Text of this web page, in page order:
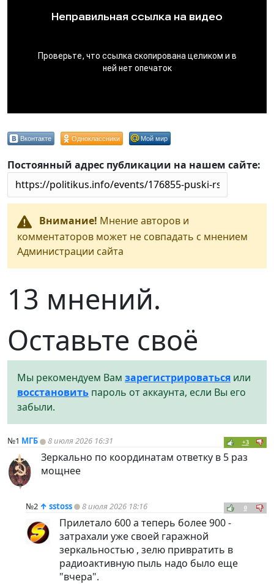
Вконтакте Одноклассники Мой мир
Постоянный адрес публикации на нашем сайте:
Внимание! Мнение авторов и
комментаторов может не совпадать с мнением
Администрации сайта
13 мнений.
Оставьте своё
Мы рекомендуем Вам зарегистрироваться или
восстановить пароль от аккаунта, если Вы его
забыли.
№1 МГБ 8 июля 2026 16:31 +3
Зеркально по координатам ответку в 5 раз
мощнее
№2 ↑ sstoss 8 июля 2026 18:16 0
Прилетало 600 а теперь более 900 -
затрахали уже своей гаражной
зеркальностью , зелю привратить в
радиоактивную пыль надо было еще
"вчера".